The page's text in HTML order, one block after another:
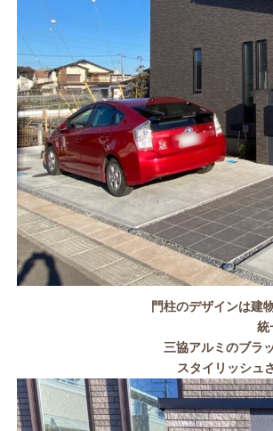
門柱のデザインは建
統
三協アルミのブラ
スタイリッシュ